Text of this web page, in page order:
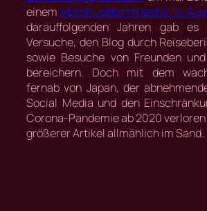
einem Abschlusskommentar im
darauffolgenden Jahren gab es
Versuche, den Blog durch
sowie Besuche von Freunden
bereichern. Doch mit dem
fernab von Japan, der
Social Media und den
Corona-Pandemie ab 2020
größerer Artikel allmählich im Sand.